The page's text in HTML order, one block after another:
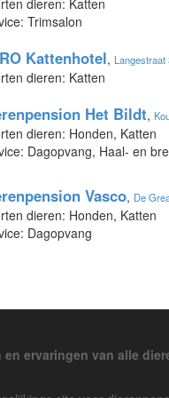
Trimsalon
Kattenhotel, Langestraat
dieren: Katten
Het Bildt,
dieren: Honden, Katten
Dagopvang, Haal- en
Vasco, De
dieren: Honden, Katten
Dagopvang
ervaringen van alle